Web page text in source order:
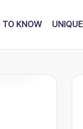
TO KNOW UNIQUE